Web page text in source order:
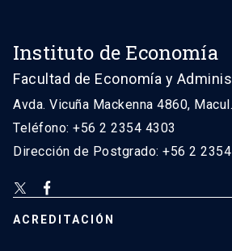
Instituto de Economía
Facultad de Economía y
Avda. Vicuña Mackenna 4860,
Teléfono: +56 2 2354 4303
Dirección de Postgrado: +56 2
ACREDITACIÓN